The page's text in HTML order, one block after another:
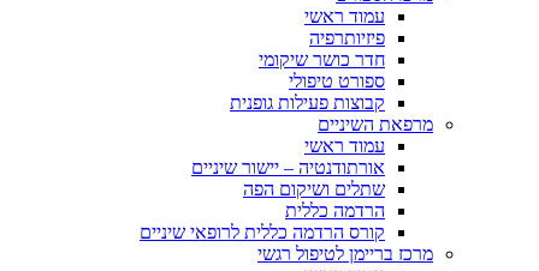
עמוד ראשי
פיזיותרפיה
חדר כושר שיקומי
ספורט טיפולי
קבוצות פעילות גופנית
מרפאת השיניים
עמוד ראשי
אורתודנטיה – יישור שיניים
שתלים ושיקום הפה
הרדמה כללית
קורס הרדמה כללית לרופאי שיניים
מרכז בריימן לטיפול רגשי